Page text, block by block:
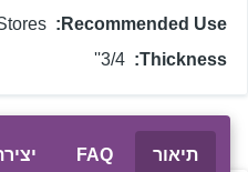
Recommended
Stores
3/4''
תיאור FAQ יצירת